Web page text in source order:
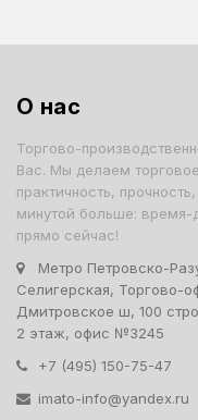
О нас
Торгово-
Вас. Мы делаем
практичность,
минутой больше: время-
прямо сейчас!
Метро Петровско-
Селигерская, Торгово-
Дмитровское ш, 100
2 этаж, офис №3245
+7 (495) 150-75-47
imato-info@yandex.ru